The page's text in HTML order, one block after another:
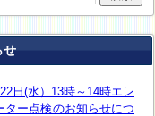
せ
日(水）13時～14時エレ
ター点検のお知らせにつ